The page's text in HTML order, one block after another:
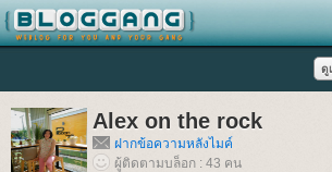
Alex on the rock
ฝากข้อความหลังไมค์
ผู้ติดตามบล็อก : 43 คน